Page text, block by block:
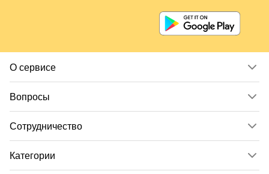
О сервисе
Вопросы
Сотрудничество
Категории